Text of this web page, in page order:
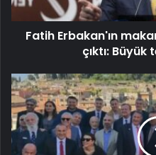
Fatih Erbakan'ın
çıktı: Büyük